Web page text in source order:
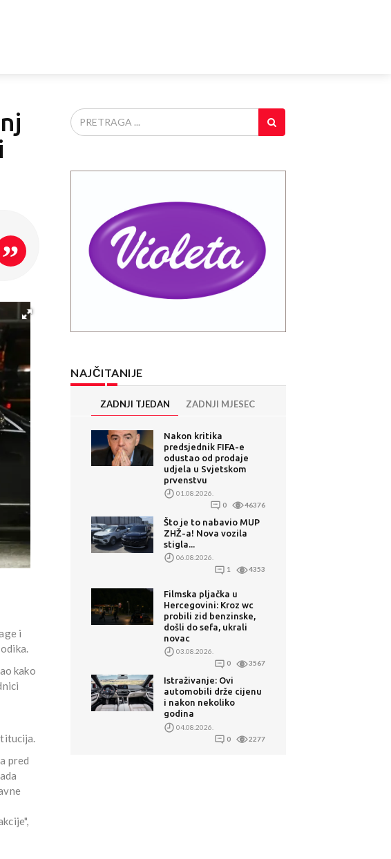
i
kako
pred
NAJČITANIJE
ZADNJI TJEDAN ZADNJI MJESEC
Nakon kritika
predsjednik FIFA-e
odustao od prodaje
udjela u Svjetskom
prvenstvu
01.08.2026.
0
46376
Što je to nabavio MUP
ZHŽ-a! Nova vozila
stigla...
06.08.2026.
1
4353
Filmska pljačka u
Hercegovini: Kroz wc
probili zid benzinske,
došli do sefa, ukrali
novac
03.08.2026.
0
3567
Istraživanje: Ovi
automobili drže cijenu
i nakon nekoliko
godina
04.08.2026.
0
2277